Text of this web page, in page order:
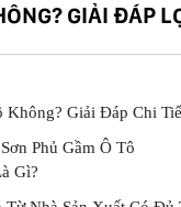
GIẢI ĐÁP
Không? Giải Đáp Chi
Phủ Gầm Ô Tô
Gì?